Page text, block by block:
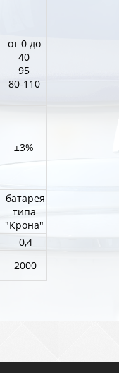
от 0 до
40
95
80-110
±3%
батарея
типа
"Крона"
0,4
2000